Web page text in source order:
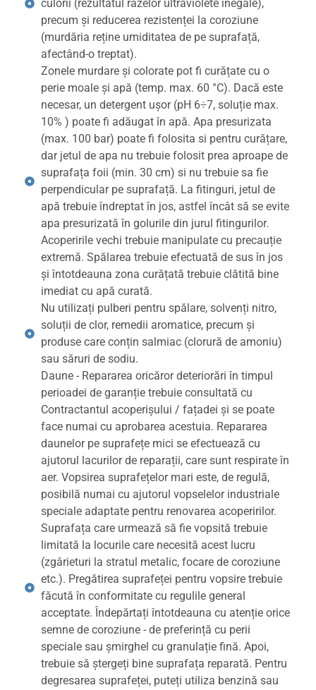
culorii (rezultatul razelor ultraviolete inegale),
precum și reducerea rezistenței la coroziune
(murdăria reține umiditatea de pe suprafață,
afectând-o treptat).
Zonele murdare și colorate pot fi curățate cu o
perie moale și apă (temp. max. 60 °C). Dacă este
necesar, un detergent ușor (pH 6÷7, soluție max.
10% ) poate fi adăugat în apă. Apa presurizata
(max. 100 bar) poate fi folosita si pentru curățare,
dar jetul de apa nu trebuie folosit prea aproape de
suprafața foii (min. 30 cm) si nu trebuie sa fie
perpendicular pe suprafață. La fitinguri, jetul de
apă trebuie îndreptat în jos, astfel încât să se evite
apa presurizată în golurile din jurul fitingurilor.
Acoperirile vechi trebuie manipulate cu precauție
extremă. Spălarea trebuie efectuată de sus în jos
și întotdeauna zona curățată trebuie clătită bine
imediat cu apă curată.
Nu utilizați pulberi pentru spălare, solvenți nitro,
soluții de clor, remedii aromatice, precum și
produse care conțin salmiac (clorură de amoniu)
sau săruri de sodiu.
Daune - Repararea oricăror deteriorări în timpul
perioadei de garanție trebuie consultată cu
Contractantul acoperișului / fațadei și se poate
face numai cu aprobarea acestuia. Repararea
daunelor pe suprafețe mici se efectuează cu
ajutorul lacurilor de reparații, care sunt respirate în
aer. Vopsirea suprafețelor mari este, de regulă,
posibilă numai cu ajutorul vopselelor industriale
speciale adaptate pentru renovarea acoperirilor.
Suprafața care urmează să fie vopsită trebuie
limitată la locurile care necesită acest lucru
(zgârieturi la stratul metalic, focare de coroziune
etc.). Pregătirea suprafeței pentru vopsire trebuie
făcută în conformitate cu regulile general
acceptate. Îndepărtați întotdeauna cu atenție orice
semne de coroziune - de preferință cu perii
speciale sau șmirghel cu granulație fină. Apoi,
trebuie să ștergeți bine suprafața reparată. Pentru
degresarea suprafeței, puteți utiliza benzină sau